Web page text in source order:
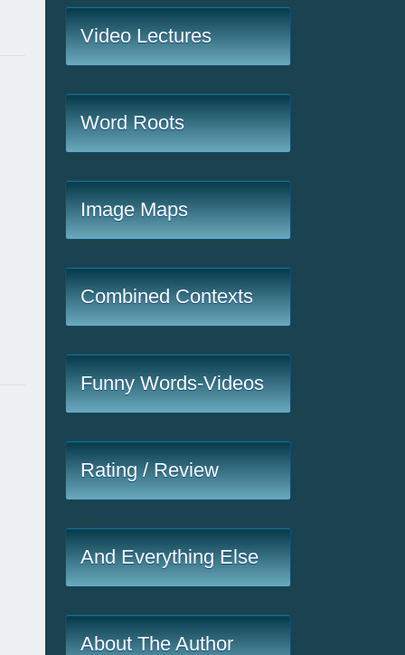
Video Lectures
Word Roots
Image Maps
Combined Contexts
Funny Words-Videos
Rating / Review
And Everything Else
About The Author